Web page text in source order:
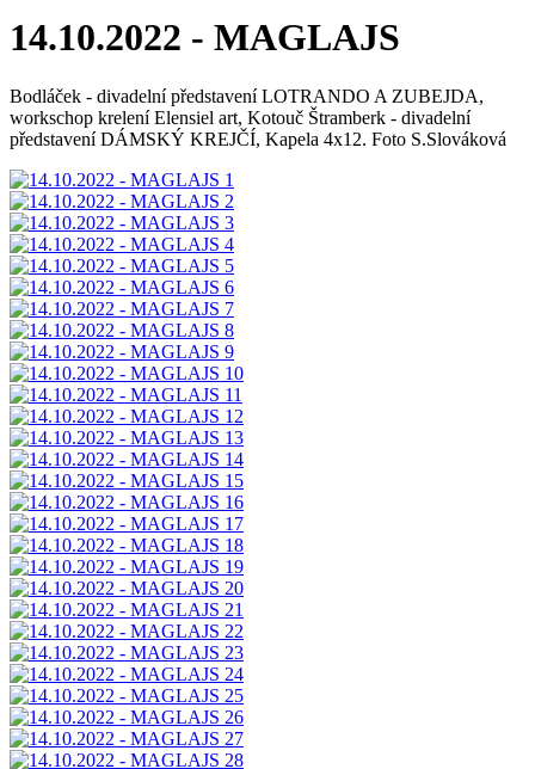
14.10.2022 - MAGLAJS
Bodláček - divadelní představení LOTRANDO A ZUBEJDA,
workschop krelení Elensiel art, Kotouč Štramberk - divadelní
představení DÁMSKÝ KREJČÍ, Kapela 4x12. Foto S.Slováková